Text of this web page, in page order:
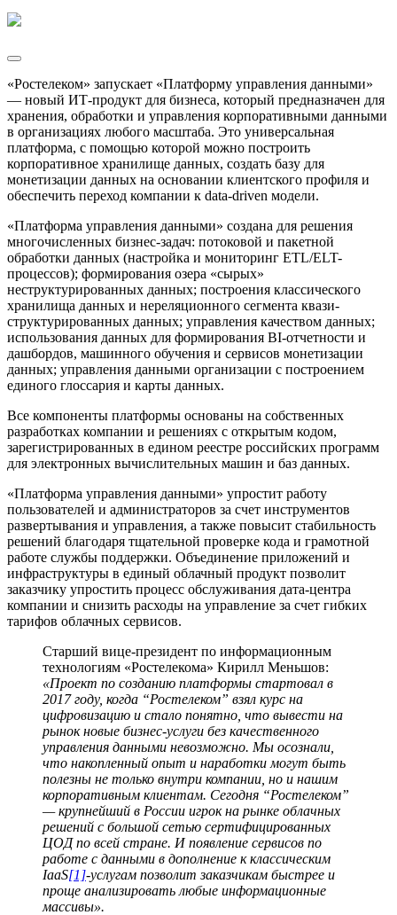
«Ростелеком» запускает «Платформу управления данными»
— новый ИТ-продукт для бизнеса, который предназначен для
хранения, обработки и управления корпоративными данными
в организациях любого масштаба. Это универсальная
платформа, с помощью которой можно построить
корпоративное хранилище данных, создать базу для
монетизации данных на основании клиентского профиля и
обеспечить переход компании к data-driven модели.
«Платформа управления данными» создана для решения
многочисленных бизнес-задач: потоковой и пакетной
обработки данных (настройка и мониторинг ETL/ELT-
процессов); формирования озера «сырых»
неструктурированных данных; построения классического
хранилища данных и нереляционного сегмента квази-
структурированных данных; управления качеством данных;
использования данных для формирования BI-отчетности и
дашбордов, машинного обучения и сервисов монетизации
данных; управления данными организации с построением
единого глоссария и карты данных.
Все компоненты платформы основаны на собственных
разработках компании и решениях с открытым кодом,
зарегистрированных в едином реестре российских программ
для электронных вычислительных машин и баз данных.
«Платформа управления данными» упростит работу
пользователей и администраторов за счет инструментов
развертывания и управления, а также повысит стабильность
решений благодаря тщательной проверке кода и грамотной
работе службы поддержки. Объединение приложений и
инфраструктуры в единый облачный продукт позволит
заказчику упростить процесс обслуживания дата-центра
компании и снизить расходы на управление за счет гибких
тарифов облачных сервисов.
Cтарший вице-президент по информационным
технологиям «Ростелекома» Кирилл Меньшов:
«Проект по созданию платформы стартовал в
2017 году, когда “Ростелеком” взял курс на
цифровизацию и стало понятно, что вывести на
рынок новые бизнес-услуги без качественного
управления данными невозможно. Мы осознали,
что накопленный опыт и наработки могут быть
полезны не только внутри компании, но и нашим
корпоративным клиентам. Сегодня “Ростелеком”
— крупнейший в России игрок на рынке облачных
решений с большой сетью сертифицированных
ЦОД по всей стране. И появление сервисов по
работе с данными в дополнение к классическим
IaaS[1]-услугам позволит заказчикам быстрее и
проще анализировать любые информационные
массивы».